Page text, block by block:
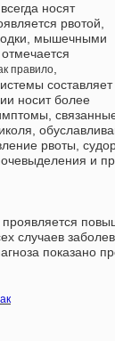
носят
рвотой,
мышечными
правило
составляет
носит более
рвоты,
и пр.
проявляется
случаев
показано